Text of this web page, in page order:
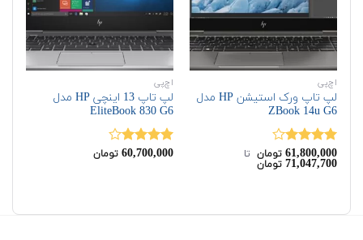
اچ‌پی
لپ تاپ ورک استیشن HP مدل
ZBook 14u G6
نمره
4.00از 5
61,800,000 تومان‌ تا ‌
71,047,700 تومان
اچ‌پی
لپ تاپ 13 اینچی HP مدل
EliteBook 830 G6
نمره
60,700,000 تومان